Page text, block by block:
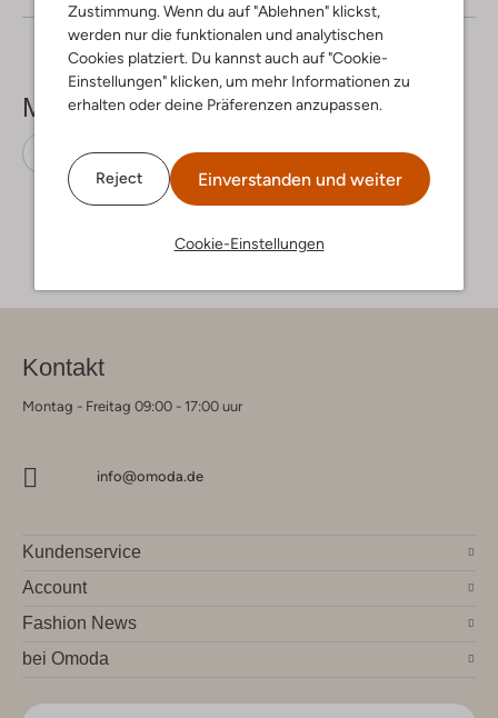
Zustimmung. Wenn du auf "Ablehnen" klickst,
werden nur die funktionalen und analytischen
Cookies platziert. Du kannst auch auf "Cookie-
Einstellungen" klicken, um mehr Informationen zu
erhalten oder deine Präferenzen anzupassen.
Reject Einverstanden und weiter
Cookie-Einstellungen
Mehr sehen
Crossbody taschen Liebeskind Leder
Kontakt
Montag - Freitag 09:00 - 17:00 uur
info@omoda.de
Kundenservice
Account
Fashion News
bei Omoda